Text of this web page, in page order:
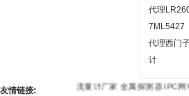
代理
7ML5427
代理西门
计
友情链接: 流量计厂家金属探测器